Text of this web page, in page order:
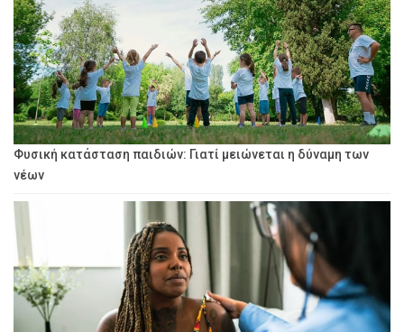
Φυσική κατάσταση παιδιών: Γιατί μειώνεται η δύναμη των
νέων